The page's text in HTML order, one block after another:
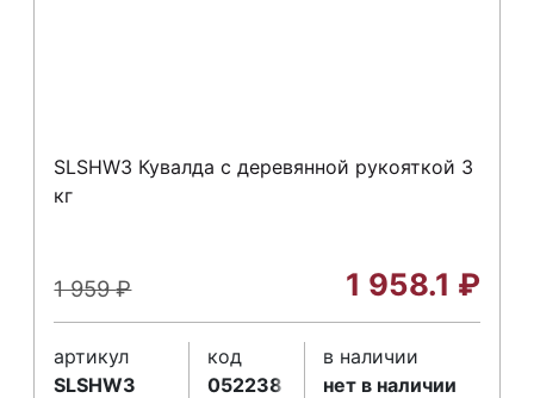
SLSHW3 Кувалда с деревянной рукояткой 3
кг
1 959₽ 1 958.1 ₽
артикул
SLSHW3
код
052238
в наличии
нет в наличии